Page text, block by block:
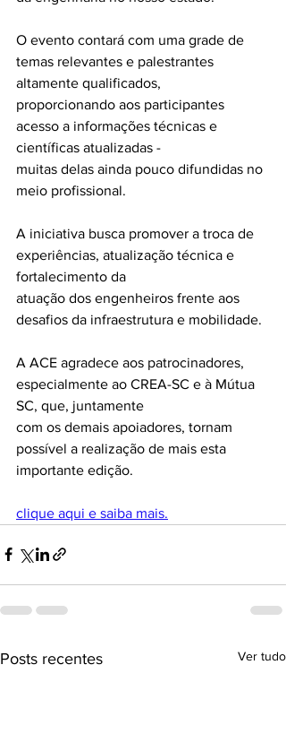
O evento contará com uma grade de
temas relevantes e palestrantes
altamente qualificados,
proporcionando aos participantes
acesso a informações técnicas e
científicas atualizadas -
muitas delas ainda pouco difundidas no
meio profissional.
A iniciativa busca promover a troca de
experiências, atualização técnica e
fortalecimento da
atuação dos engenheiros frente aos
desafios da infraestrutura e mobilidade.
A ACE agradece aos patrocinadores,
especialmente ao CREA-SC e à Mútua
SC, que, juntamente
com os demais apoiadores, tornam
possível a realização de mais esta
importante edição.
clique aqui e saiba mais.
Posts recentes Ver tudo